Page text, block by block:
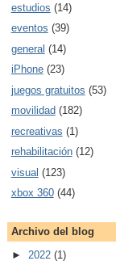
estudios (14)
eventos (39)
general (14)
iPhone (23)
juegos gratuitos (53)
movilidad (182)
recreativas (1)
rehabilitación (12)
visual (123)
xbox 360 (44)
Archivo del blog
► 2022 (1)